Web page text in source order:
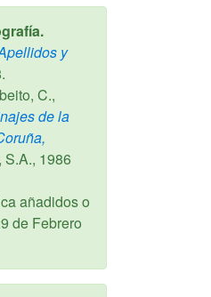
y
.
C.,
de la
S.A., 1986
añadidos o
de Febrero